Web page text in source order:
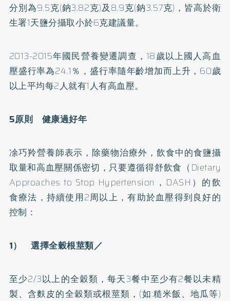
分別為9.5克(鈉3.82克)及8.9克(鈉3.57克)，皆高於衛
生署1天鹽分攝取小於6克建議量。
2013-2015年國民營養變遷調查，18歲以上國人高血
壓盛行率為24.1％，盛行率隨年齡增加而上升，60歲
以上平均每2人就有1人有高血壓。
5原則 健康過好年
凃巧羚營養師表示，除藥物治療外，飲食中的食鹽攝
取量和高血壓關係密切，只要遵循得舒飲食（Dietary
Approaches to Stop Hypertension，DASH）的飲
食療法，持續使用2周以上，有助於血壓得到良好的
控制：
1） 選擇全穀根莖類／
至少2/3以上的全穀類，每天3餐中至少有2餐以未精
製、含麩皮的全穀類或根莖類，(如:糙米飯、地瓜等)